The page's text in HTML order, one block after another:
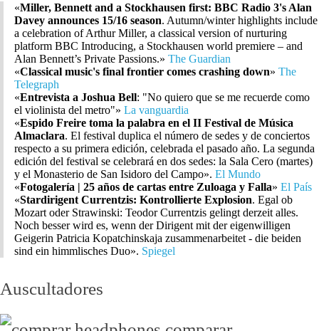
«Miller, Bennett and a Stockhausen first: BBC Radio 3's Alan
Davey announces 15/16 season. Autumn/winter highlights include
a celebration of Arthur Miller, a classical version of nurturing
platform BBC Introducing, a Stockhausen world premiere – and
Alan Bennett’s Private Passions.» The Guardian
«Classical music's final frontier comes crashing down» The
Telegraph
«Entrevista a Joshua Bell: "No quiero que se me recuerde como
el violinista del metro"» La vanguardia
«Espido Freire toma la palabra en el II Festival de Música
Almaclara. El festival duplica el número de sedes y de conciertos
respecto a su primera edición, celebrada el pasado año. La segunda
edición del festival se celebrará en dos sedes: la Sala Cero (martes)
y el Monasterio de San Isidoro del Campo». El Mundo
«Fotogalería | 25 años de cartas entre Zuloaga y Falla» El País
«Stardirigent Currentzis: Kontrollierte Explosion. Egal ob
Mozart oder Strawinski: Teodor Currentzis gelingt derzeit alles.
Noch besser wird es, wenn der Dirigent mit der eigenwilligen
Geigerin Patricia Kopatchinskaja zusammenarbeitet - die beiden
sind ein himmlisches Duo». Spiegel
Auscultadores